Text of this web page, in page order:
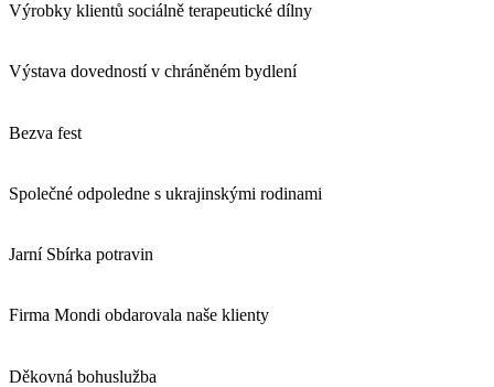
Výrobky klientů sociálně terapeutické dílny
Výstava dovedností v chráněném bydlení
Bezva fest
Společné odpoledne s ukrajinskými rodinami
Jarní Sbírka potravin
Firma Mondi obdarovala naše klienty
Děkovná bohuslužba